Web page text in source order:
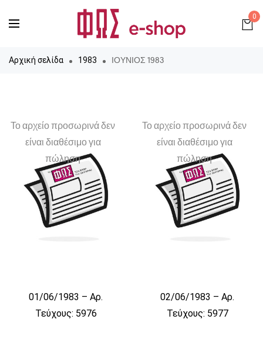
0
Αρχική σελίδα 1983 ΙΟΥΝΙΟΣ 1983
Το αρχείο προσωρινά δεν
είναι διαθέσιμο για
πώληση
01/06/1983 – Αρ.
Τεύχους: 5976
Το αρχείο προσωρινά δεν
είναι διαθέσιμο για
πώληση
02/06/1983 – Αρ.
Τεύχους: 5977